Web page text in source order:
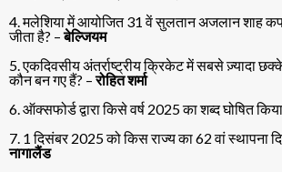
4. मलेशिया में आयोजित 31 वें सुलतान अजलान शाह
जीता है? –बेल्जियम
5. एकदिवसीय अंतर्राष्ट्रीय क्रिकेट में सबसे ज़्यादा
कौन बन गए हैं? –रोहित शर्मा
6. ऑक्सफोर्ड द्वारा किसे वर्ष 2025 का शब्द घोषित
7. 1 दिसंबर 2025 को किस राज्य का 62 वां स्थापना
नागालैंड